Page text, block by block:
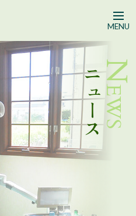
MENU
News
ニュース